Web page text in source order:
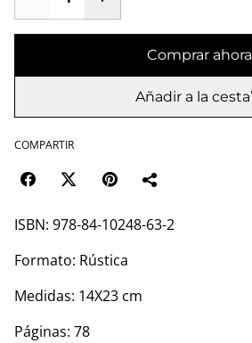
Comprar ahora
Añadir a la cesta
COMPARTIR
ISBN: 978-84-10248-63-2
Formato: Rústica
Medidas: 14X23 cm
Páginas: 78